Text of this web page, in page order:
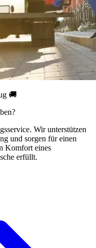
🚚
Wir unterstützen
und sorgen für einen
Komfort eines
erfüllt.